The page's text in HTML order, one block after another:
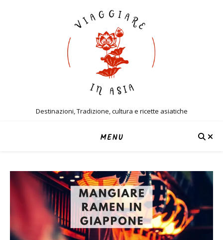
Destinazioni, Tradizione, cultura e ricette asiatiche
MENU